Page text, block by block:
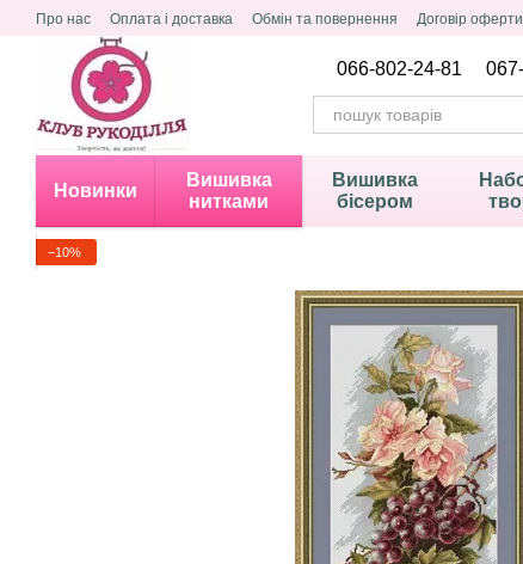
Перейти до основного контенту
Про нас Оплата і доставка Обмін та повернення Договір оферти
Політика конфіденційності
066-802-24-81
Новинки
Вишивка
нитками
Вишивка
бісером
−10%